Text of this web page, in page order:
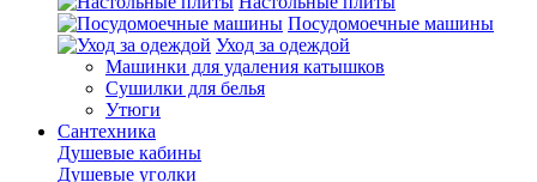
Посудомоечные машины
Уход за одеждой
Машинки для удаления катышков
Сушилки для белья
Утюги
Сантехника
Душевые кабины
Душевые уголки